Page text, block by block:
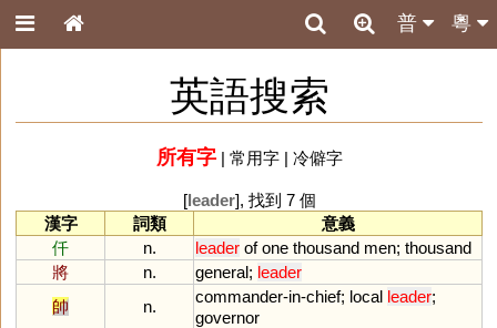
粵
普
英語搜索
所有字| 常用字| 冷僻字
[leader], 找到 7 個
漢字
詞類
意義
仟
n. leader of one thousand men; thousand
將
n. general; leader
帥
n.
commander-in-chief; local leader;
governor